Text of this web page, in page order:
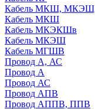
Кабель МКШ,
Кабель МКШ
Кабель МКЭКШв
Кабель МКЭШ
Кабель МГШВ
Провод А, АС
Провод А
Провод АС
Провод АПВ
Провод АППВ, ППВ